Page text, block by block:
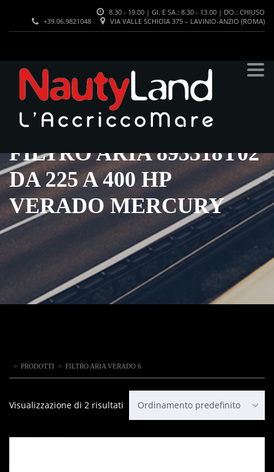
8.30 - 19.00 | GI. E SA.: 8.30 - 13.00 | DO.: CHIUSO
VIA VALLE SCHIOIA 375 – LAVINIO-ANZIO (ROMA)
+39.06.9821048
FILTRO ARIA 893318T02
DA 225 A 400 HP
VERADO MERCURY
> PRODOTTI > FILTRO ARIA VERADO 6
Visualizzazione di 2 risultati Ordinamento predefinito